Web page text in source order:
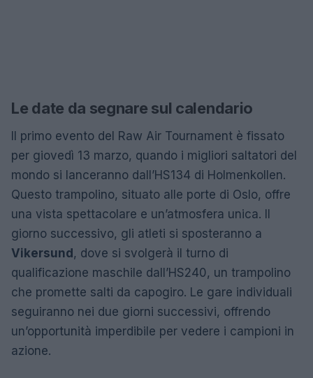
Le date da segnare sul calendario
Il primo evento del Raw Air Tournament è fissato
per giovedì 13 marzo, quando i migliori saltatori del
mondo si lanceranno dall’HS134 di Holmenkollen.
Questo trampolino, situato alle porte di Oslo, offre
una vista spettacolare e un’atmosfera unica. Il
giorno successivo, gli atleti si sposteranno a
Vikersund, dove si svolgerà il turno di
qualificazione maschile dall’HS240, un trampolino
che promette salti da capogiro. Le gare individuali
seguiranno nei due giorni successivi, offrendo
un’opportunità imperdibile per vedere i campioni in
azione.